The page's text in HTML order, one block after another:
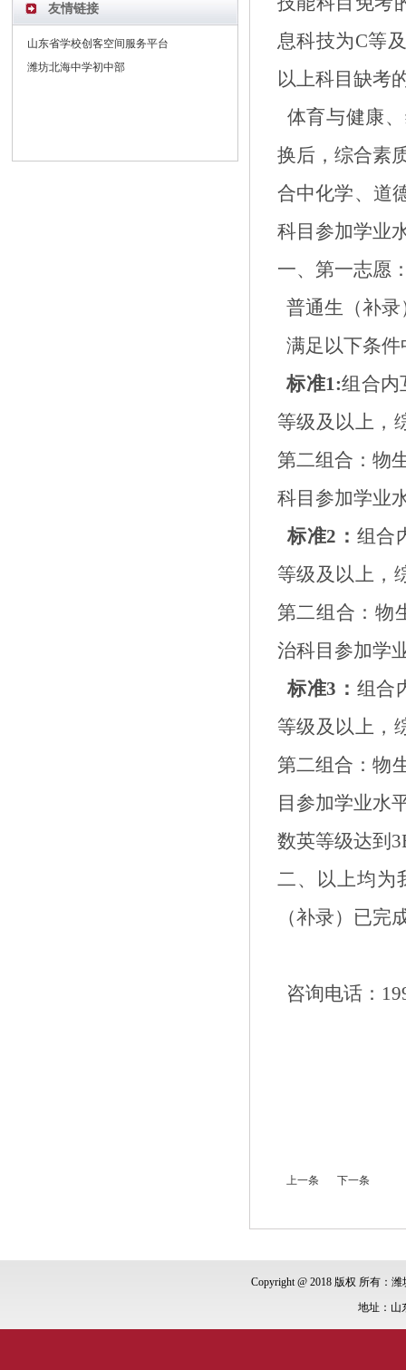
息科技为C等
以上科目缺考
体育与健康
换后，综合素
合中化学、道
科目参加学业
一、第一志愿
普通生（补
满足以下条
标准1:组合内
等级及以上，
第二组合：物
科目参加学业
标准2 ： 组合
等级及以上，
第二组合：物
治科目参加学
标准3 ： 组合
等级及以上，
第二组合：物
目参加学业水
数英等级达到
二、
以上均为
（补录）已完
咨询电话：
上一条 下一条
友情链接
山东省学校创客空间服务平台
潍坊北海中学初中部
Copyright @ 2018 版权 所有：
地址：山